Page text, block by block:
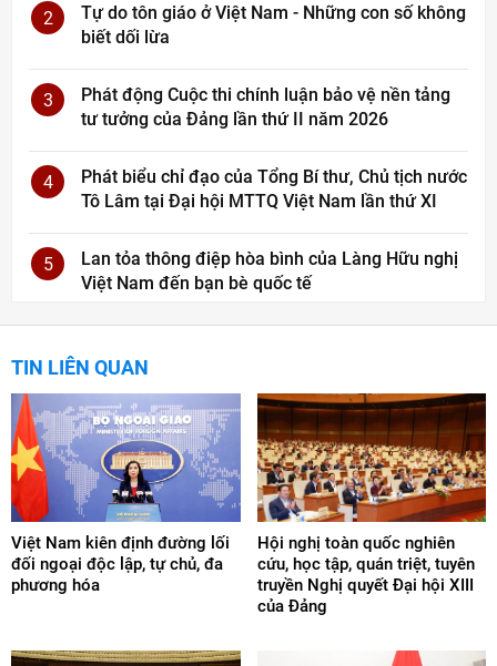
2
Tự do tôn giáo ở Việt Nam - Những con số không
biết dối lừa
3
Phát động Cuộc thi chính luận bảo vệ nền tảng
tư tưởng của Đảng lần thứ II năm 2026
4
Phát biểu chỉ đạo của Tổng Bí thư, Chủ tịch nước
Tô Lâm tại Đại hội MTTQ Việt Nam lần thứ XI
5
Lan tỏa thông điệp hòa bình của Làng Hữu nghị
Việt Nam đến bạn bè quốc tế
TIN LIÊN QUAN
Việt Nam kiên định đường lối
đối ngoại độc lập, tự chủ, đa
phương hóa
Hội nghị toàn quốc nghiên
cứu, học tập, quán triệt, tuyên
truyền Nghị quyết Đại hội XIII
của Đảng